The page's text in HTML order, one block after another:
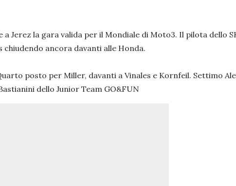
Jerez la gara valida per il Mondiale di Moto3. Il pilota dello
ancora davanti alle Honda.
posto per Miller, davanti a Vinales e Kornfeil. Settimo
dello Junior Team GO&FUN